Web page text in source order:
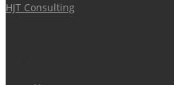
HJT Consulting